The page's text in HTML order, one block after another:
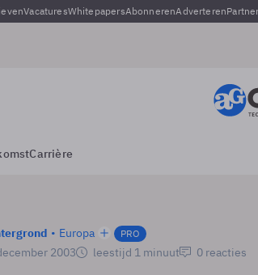
VacaturesWhitepapersAbonnerenAdverteren
Carrière
Europa PRO
2003 leestijd 1 minuut 0 reacties